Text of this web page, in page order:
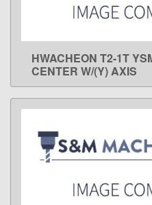
HWACHEON T2-1T
CENTER W/(Y) AXIS